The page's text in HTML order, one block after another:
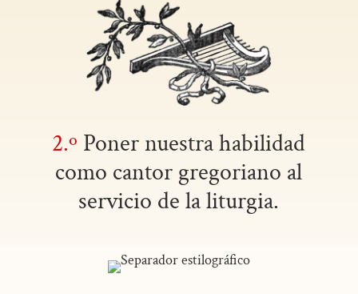
2.º Poner nuestra habilidad
como cantor gregoriano al
servicio de la liturgia.